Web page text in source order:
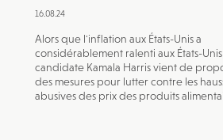
16.08.24
Alors que l'inflation aux États-Unis a
considérablement ralenti aux États-
candidate Kamala Harris vient de
des mesures pour lutter contre les
abusives des prix des produits